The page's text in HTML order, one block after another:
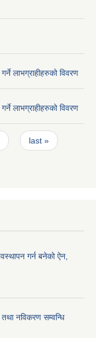
लाभग्राहीहरुको विवरण
लाभग्राहीहरुको विवरण
last »
गर्न बनेको ऐन,
तथा नविकरण सम्वन्धि